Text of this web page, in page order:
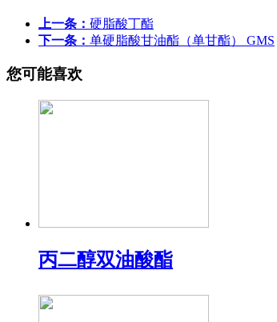
上一条： 硬脂酸丁酯
下一条： 单硬脂酸甘油酯（单甘酯） GMS
您可能喜欢
丙二醇双油酸酯